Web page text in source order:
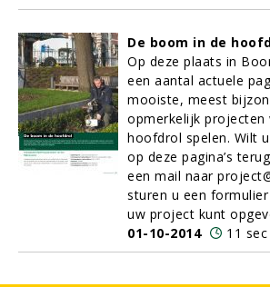
De boom in de
Op deze plaats in
een aantal actuele
mooiste, meest
opmerkelijk projecten
hoofdrol spelen. Wilt
op deze pagina’s
een mail naar
sturen u een
uw project kunt
01-10-2014
11 sec